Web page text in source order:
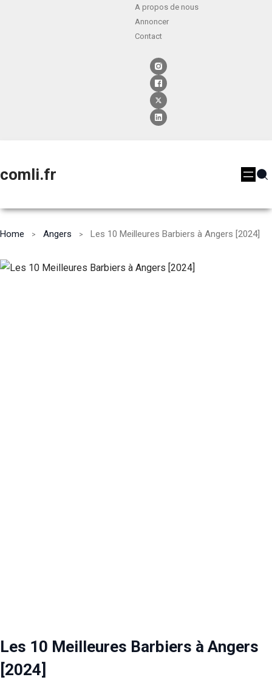
A propos de nous
Annoncer
Contact
comli.fr
Home Angers Les 10 Meilleures Barbiers à Angers [2024]
Les 10 Meilleures Barbiers à Angers
[2024]